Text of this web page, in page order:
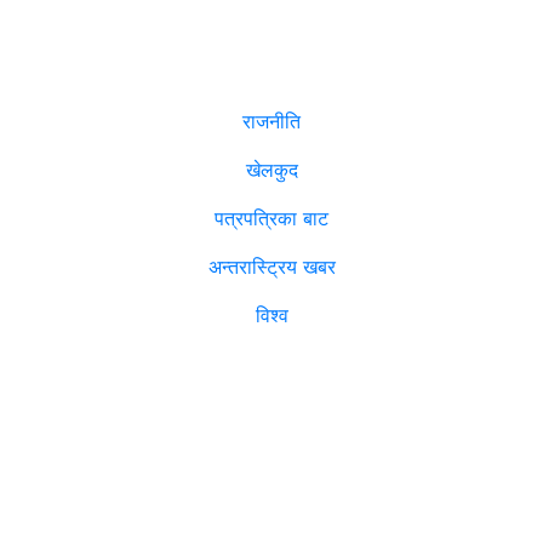
राजनीति
खेलकुद
पत्रपत्रिका बाट
अन्तरास्ट्रिय खबर
विश्व